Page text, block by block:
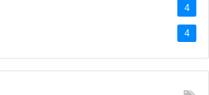
4
4